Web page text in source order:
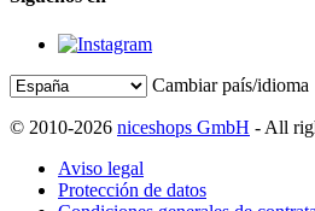
Cambiar país/idioma
© 2010-2026 niceshops GmbH - All
Aviso legal
Protección de datos